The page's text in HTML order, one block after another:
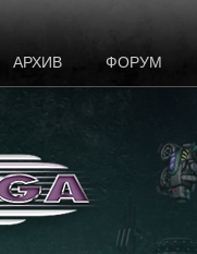
АРХИВ ФОРУМ